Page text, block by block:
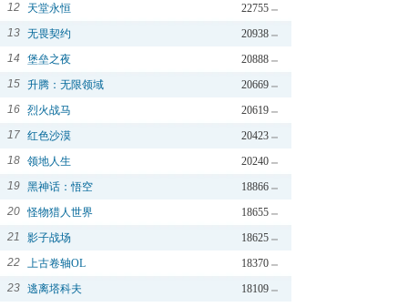
12
22755
天堂永恒
13
20938
无畏契约
14
20888
堡垒之夜
15
20669
升腾：无限领域
16
20619
烈火战马
17
20423
红色沙漠
18
20240
领地人生
19
18866
黑神话：悟空
20
18655
怪物猎人世界
21
18625
影子战场
22
18370
上古卷轴OL
23
18109
逃离塔科夫